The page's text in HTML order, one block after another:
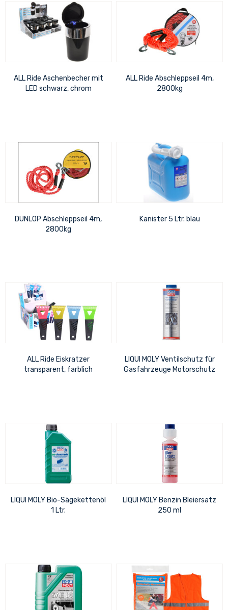
ALL Ride Aschenbecher mit
LED schwarz, chrom
ALL Ride Abschleppseil 4m,
2800kg
DUNLOP Abschleppseil 4m,
2800kg
Kanister 5 Ltr. blau
ALL Ride Eiskratzer
transparent, farblich
LIQUI MOLY Ventilschutz für
Gasfahrzeuge Motorschutz
LIQUI MOLY Bio-Sägekettenöl
1 Ltr.
LIQUI MOLY Benzin Bleiersatz
250 ml